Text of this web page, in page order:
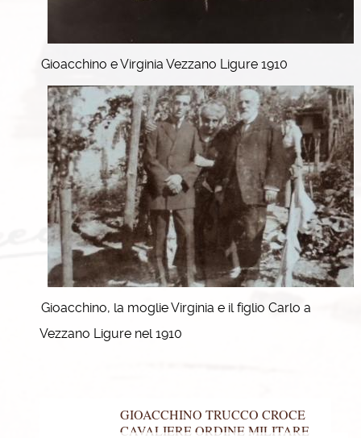
Gioacchino e Virginia Vezzano Ligure 1910
Gioacchino, la moglie Virginia e il figlio Carlo a
Vezzano Ligure nel 1910
GIOACCHINO TRUCCO CROCE
CAVALIERE ORDINE MILITARE